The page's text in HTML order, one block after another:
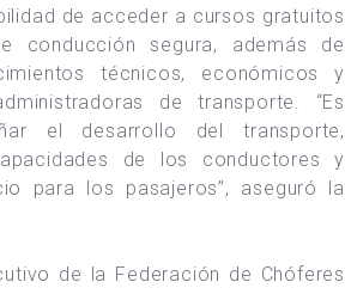
de acceder a cursos gratuitos
conducción segura, además de
técnicos, económicos y
de transporte. “Es
el desarrollo del transporte,
de los conductores y
para los pasajeros”, aseguró la
de la Federación de Chóferes